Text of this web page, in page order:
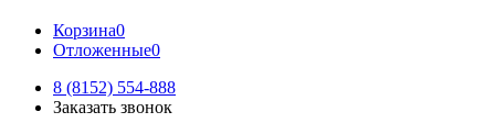
Корзина0
Отложенные0
8 (8152) 554-888
Заказать звонок